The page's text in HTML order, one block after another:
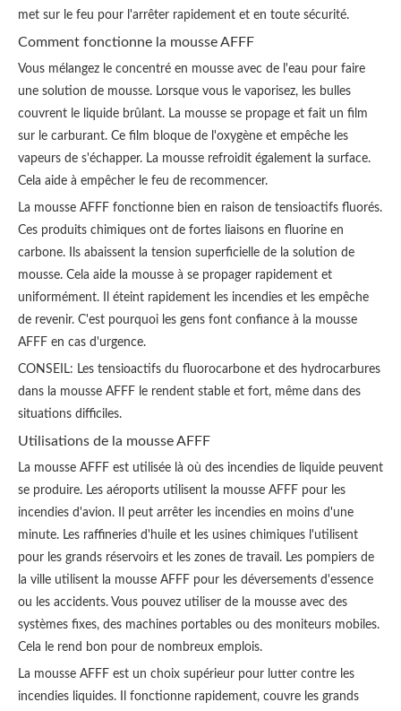
met sur le feu pour l'arrêter rapidement et en toute sécurité.
Comment fonctionne la mousse AFFF
Vous mélangez le concentré en mousse avec de l'eau pour faire
une solution de mousse. Lorsque vous le vaporisez, les bulles
couvrent le liquide brûlant. La mousse se propage et fait un film
sur le carburant. Ce film bloque de l'oxygène et empêche les
vapeurs de s'échapper. La mousse refroidit également la surface.
Cela aide à empêcher le feu de recommencer.
La mousse AFFF fonctionne bien en raison de tensioactifs fluorés.
Ces produits chimiques ont de fortes liaisons en fluorine en
carbone. Ils abaissent la tension superficielle de la solution de
mousse. Cela aide la mousse à se propager rapidement et
uniformément. Il éteint rapidement les incendies et les empêche
de revenir. C'est pourquoi les gens font confiance à la mousse
AFFF en cas d'urgence.
CONSEIL: Les tensioactifs du fluorocarbone et des hydrocarbures
dans la mousse AFFF le rendent stable et fort, même dans des
situations difficiles.
Utilisations de la mousse AFFF
La mousse AFFF est utilisée là où des incendies de liquide peuvent
se produire. Les aéroports utilisent la mousse AFFF pour les
incendies d'avion. Il peut arrêter les incendies en moins d'une
minute. Les raffineries d'huile et les usines chimiques l'utilisent
pour les grands réservoirs et les zones de travail. Les pompiers de
la ville utilisent la mousse AFFF pour les déversements d'essence
ou les accidents. Vous pouvez utiliser de la mousse avec des
systèmes fixes, des machines portables ou des moniteurs mobiles.
Cela le rend bon pour de nombreux emplois.
La mousse AFFF est un choix supérieur pour lutter contre les
incendies liquides. Il fonctionne rapidement, couvre les grands